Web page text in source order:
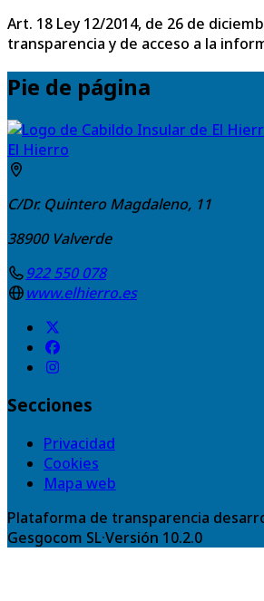
Art. 18 Ley 12/2014, de 26 de
transparencia y de acceso a la
Pie de página
El Hierro
C/Dr. Quintero Magdaleno, 11
38900 Valverde
922 550 078
www.elhierro.es
Secciones
Privacidad
Cookies
Mapa web
Plataforma de transparencia
Gesgocom SL·Versión 10.2.0